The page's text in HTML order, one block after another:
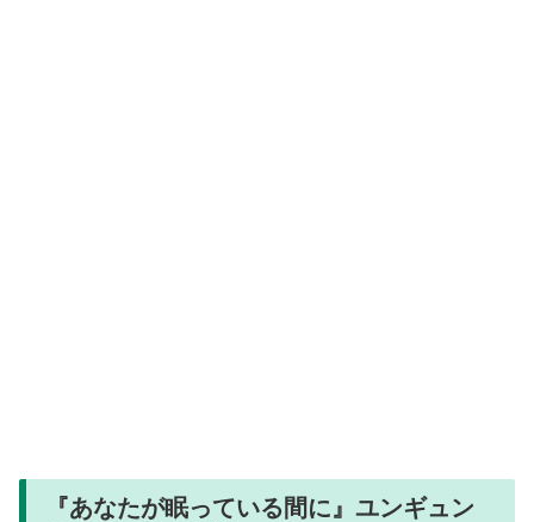
『あなたが眠っている間に』ユンギュン